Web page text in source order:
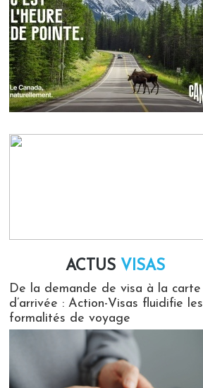
ACTUS VISAS
De la demande de visa à la carte
d’arrivée : Action-Visas fluidifie les
formalités de voyage